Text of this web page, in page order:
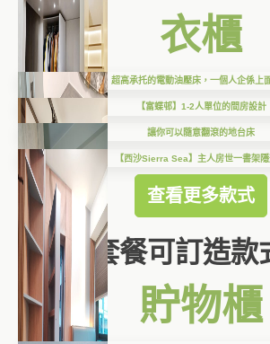
衣櫃
超高承托的電動油壓床，一個人企係上
【富蝶邨】1-2人單位的間房設計
讓你可以隨意翻滾的地台床
【西沙Sierra Sea】主人房世一書架隱
查看更多款式
套餐可訂造款
貯物櫃